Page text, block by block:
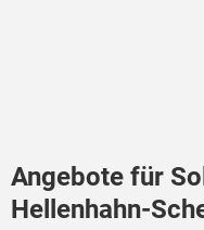
Angebote für
Hellenhahn-